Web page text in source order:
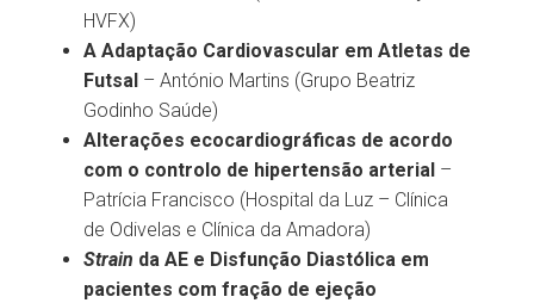
HVFX)
A Adaptação Cardiovascular em Atletas de
Futsal – António Martins (Grupo Beatriz
Godinho Saúde)
Alterações ecocardiográficas de acordo
com o controlo de hipertensão arterial –
Patrícia Francisco (Hospital da Luz – Clínica
de Odivelas e Clínica da Amadora)
Strain da AE e Disfunção Diastólica em
pacientes com fração de ejeção